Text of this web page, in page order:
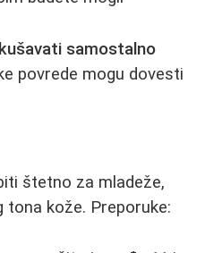
samostalno
povrede mogu dovesti
štetno za mladeže,
tona kože. Preporuke: